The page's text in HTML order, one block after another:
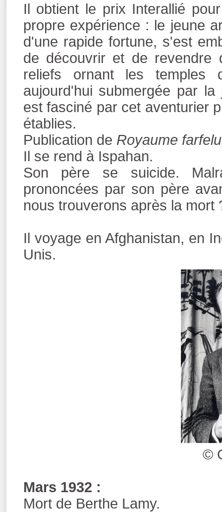
Il obtient le prix Interallié
propre expérience : le jeune
d'une rapide fortune, s'est
de découvrir et de revendre
reliefs ornant les temples
aujourd'hui submergée par
est fasciné par cet aventurier
établies.
Publication de Royaume
Il se rend à Ispahan.
Son père se suicide.
prononcées par son père
nous trouverons après la mort
Il voyage en Afghanistan, en
Unis.
©
Mars 1932 :
Mort de Berthe Lamy.